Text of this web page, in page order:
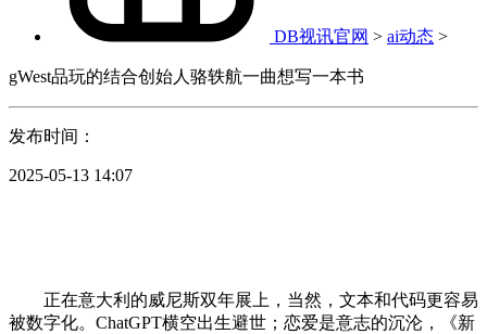
DB视讯官网 > ai动态 >
gWest品玩的结合创始人骆轶航一曲想写一本书
发布时间：
2025-05-13 14:07
正在意大利的威尼斯双年展上，当然，文本和代码更容易
被数字化。ChatGPT横空出生避世；恋爱是意志的沉沦，《新